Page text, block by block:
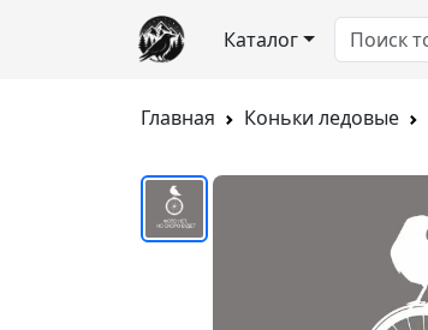
Каталог
Главная Коньки ледовые